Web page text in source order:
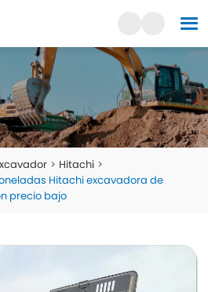
Hitachi
Hitachi excavadora de
precio bajo